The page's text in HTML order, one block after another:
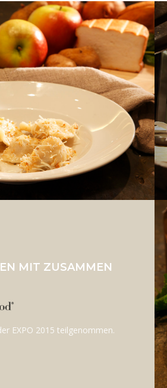
MIT ZUSAMMEN
EXPO 2015 teilgenommen.